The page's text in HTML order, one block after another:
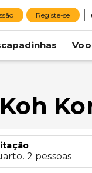
Registe-se
2 pessoas